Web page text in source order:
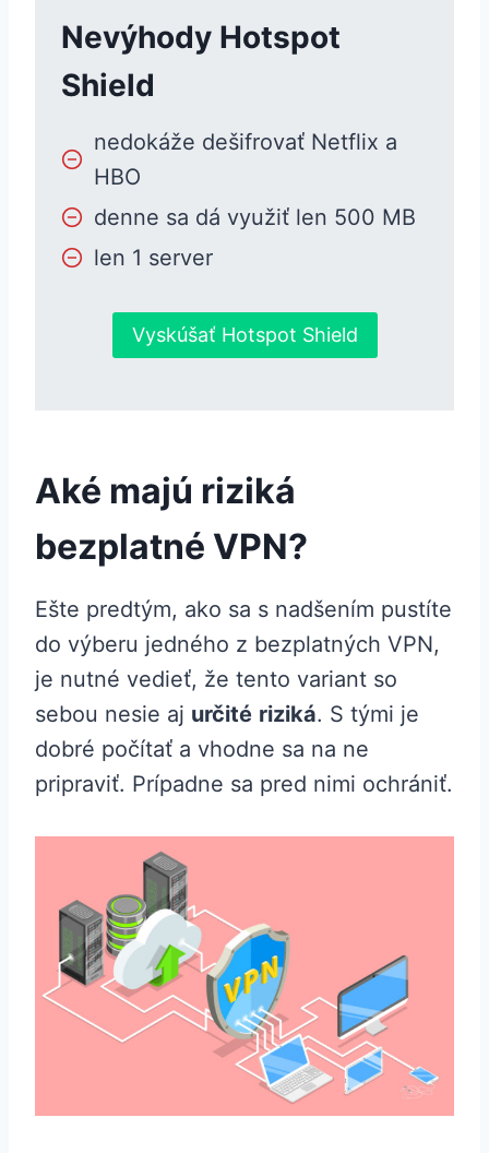
Nevýhody Hotspot
Shield
nedokáže dešifrovať Netflix a
HBO
denne sa dá využiť len 500 MB
len 1 server
Vyskúšať Hotspot Shield
Aké majú riziká
bezplatné VPN?
Ešte predtým, ako sa s nadšením pustíte
do výberu jedného z bezplatných VPN,
je nutné vedieť, že tento variant so
sebou nesie aj určité riziká. S tými je
dobré počítať a vhodne sa na ne
pripraviť. Prípadne sa pred nimi ochrániť.